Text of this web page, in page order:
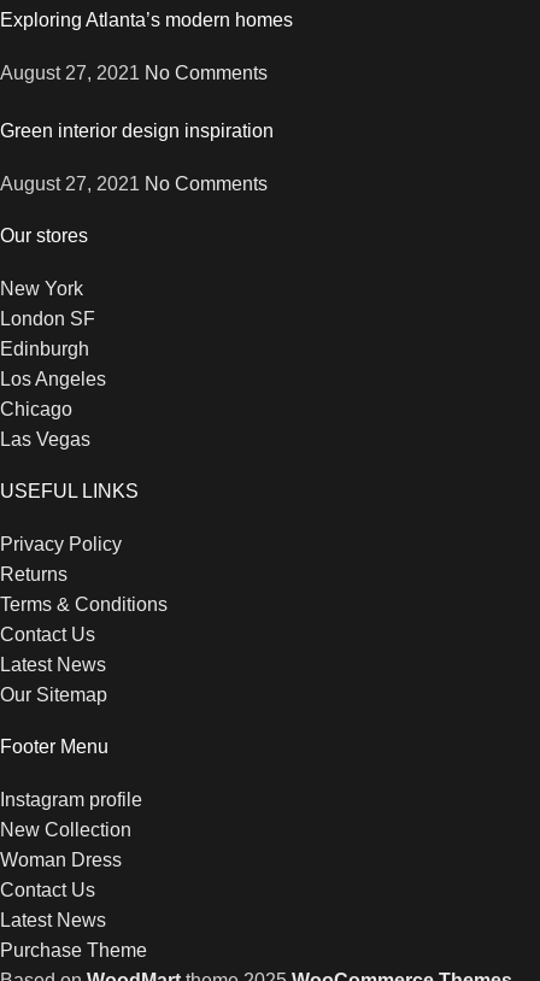
Exploring Atlanta’s modern homes
August 27, 2021 No Comments
Green interior design inspiration
August 27, 2021 No Comments
Our stores
New York
London SF
Edinburgh
Los Angeles
Chicago
Las Vegas
USEFUL LINKS
Privacy Policy
Returns
Terms & Conditions
Contact Us
Latest News
Our Sitemap
Footer Menu
Instagram profile
New Collection
Woman Dress
Contact Us
Latest News
Purchase Theme